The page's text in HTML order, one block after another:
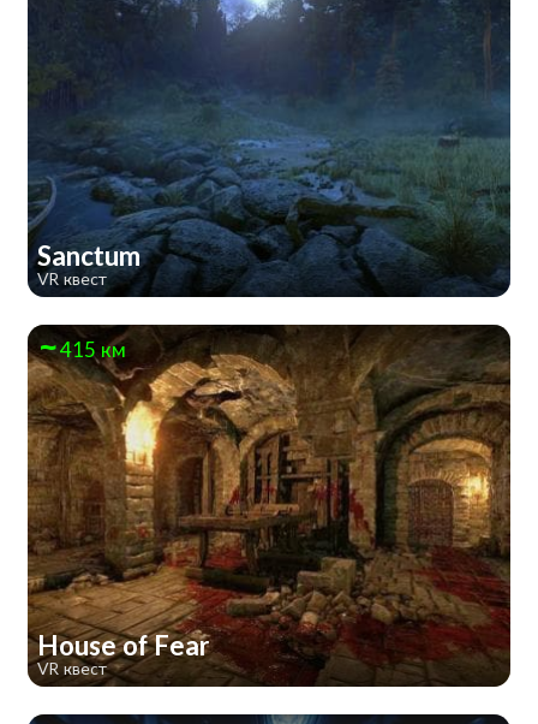
Sanctum
VR квест
415 км
House of Fear
VR квест